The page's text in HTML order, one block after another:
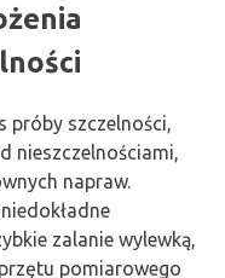
próby szczelności,
nieszczelnościami,
napraw.
zalanie wylewką,
pomiarowego